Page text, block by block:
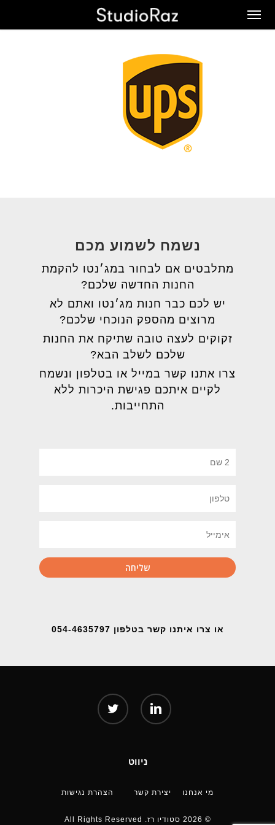
Skip
נשמח לשמוע מכם
מתלבטים אם לבחור במג׳נטו להקמת
החנות החדשה שלכם?
יש לכם כבר חנות מג׳נטו ואתם לא
מרוצים מהספק הנוכחי שלכם?
זקוקים לעצה טובה שתיקח את החנות
שלכם לשלב הבא?
צרו אתנו קשר במייל או בטלפון ונשמח
לקיים איתכם פגישת היכרות ללא
התחייבות.
או צרו איתנו קשר בטלפון 054-4635797
twitter linkedin
ניווט
מי אנחנו יצירת קשר הצהרת נגישות
© 2026 סטודיו רז. All Rights Reserved